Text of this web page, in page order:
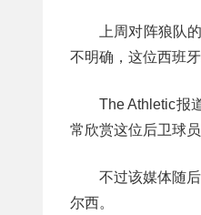
上周对阵狼队
不明确，这位西班
The Athletic报
常欣赏这位后卫球
不过该媒体随
尔西。